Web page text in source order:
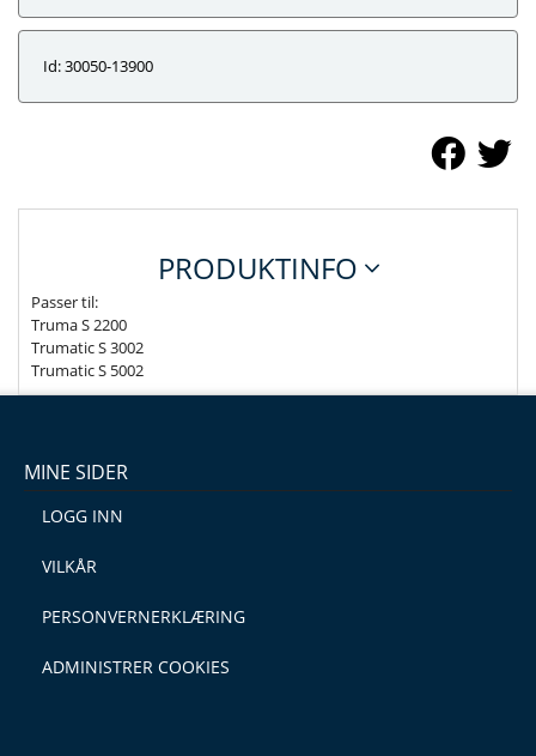
Id: 30050-13900
PRODUKTINFO
Passer til:
Truma S 2200
Trumatic S 3002
Trumatic S 5002
MINE SIDER
LOGG INN
VILKÅR
PERSONVERNERKLÆRING
ADMINISTRER COOKIES